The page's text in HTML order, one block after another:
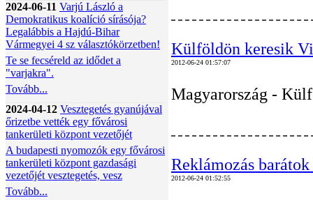
2024-06-11 Varjú László a
Demokratikus koalíció sírásója?
Legalábbis a Hajdú-Bihar
Vármegyei 4 sz választókörzetben!
Te se fecséreld az idődet a
"varjakra".
Tovább...
2024-04-12 Vesztegetés gyanújával
őrizetbe vették egy fővárosi
tankerületi központ vezetőjét
A budapesti nyomozók egy fővárosi
tankerületi központ gazdasági
vezetőjét vesztegetés, vesz
Tovább...
Külföldön keresik
2012-06-24 01:57:07
Magyarország -
Reklámozás
2012-06-24 01:52:55